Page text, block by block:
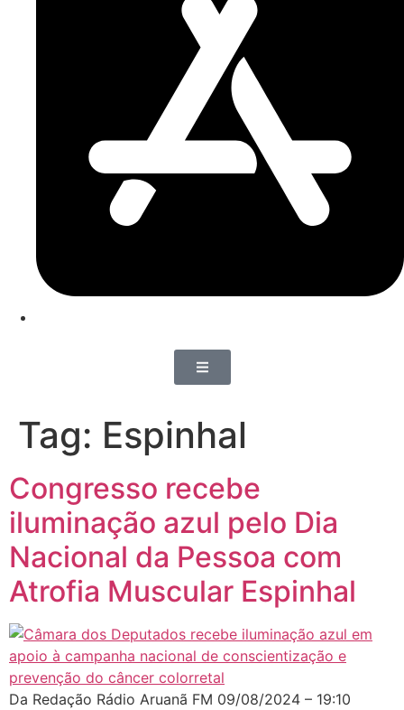
Tag: Espinhal
Congresso recebe
iluminação azul pelo Dia
Nacional da Pessoa com
Atrofia Muscular Espinhal
Da Redação Rádio Aruanã FM 09/08/2024 – 19:10